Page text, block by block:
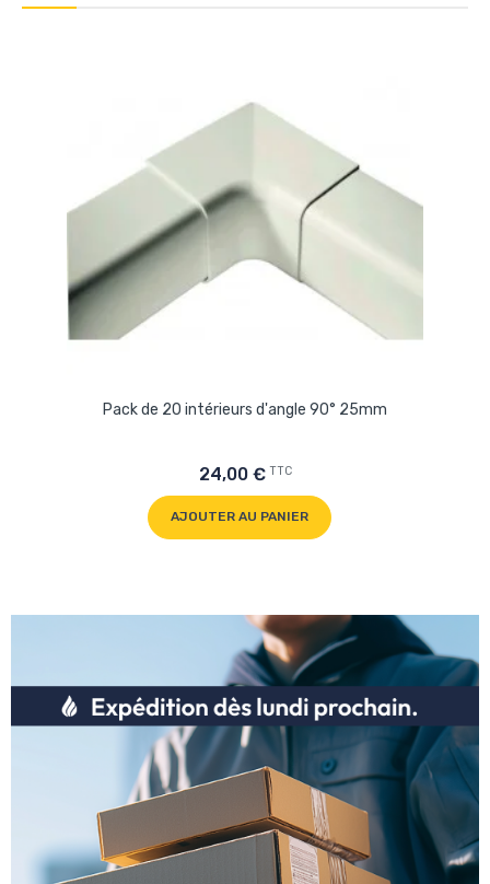
Pack de 20 intérieurs d'angle 90° 25mm
24,00 € TTC
AJOUTER AU PANIER